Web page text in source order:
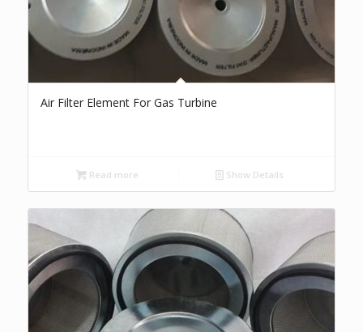
Air Filter Element For Gas Turbine
Read more Show Details